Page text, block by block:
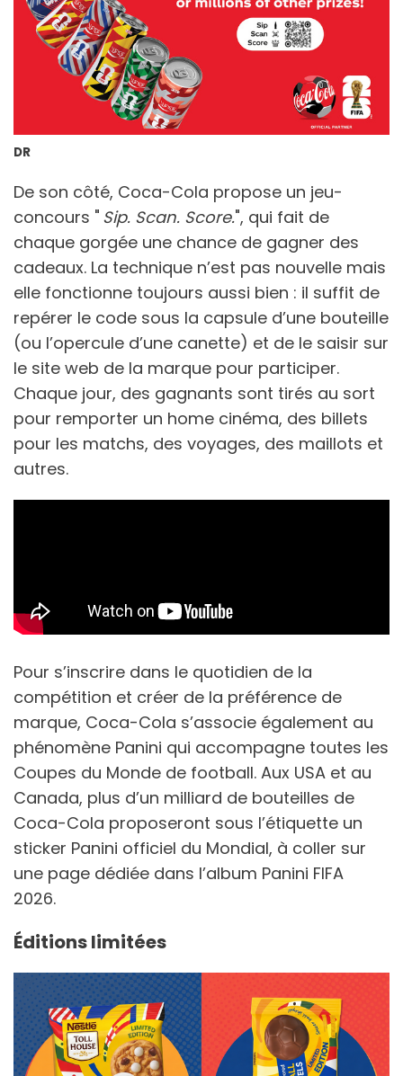
DR
De son côté, Coca-Cola propose un jeu-
concours " Sip. Scan. Score.", qui fait de
chaque gorgée une chance de gagner des
cadeaux. La technique n’est pas nouvelle mais
elle fonctionne toujours aussi bien : il suffit de
repérer le code sous la capsule d’une bouteille
(ou l’opercule d’une canette) et de le saisir sur
le site web de la marque pour participer.
Chaque jour, des gagnants sont tirés au sort
pour remporter un home cinéma, des billets
pour les matchs, des voyages, des maillots et
autres.
Pour s’inscrire dans le quotidien de la
compétition et créer de la préférence de
marque, Coca-Cola s’associe également au
phénomène Panini qui accompagne toutes les
Coupes du Monde de football. Aux USA et au
Canada, plus d’un milliard de bouteilles de
Coca-Cola proposeront sous l’étiquette un
sticker Panini officiel du Mondial, à coller sur
une page dédiée dans l’album Panini FIFA
2026.
Éditions limitées